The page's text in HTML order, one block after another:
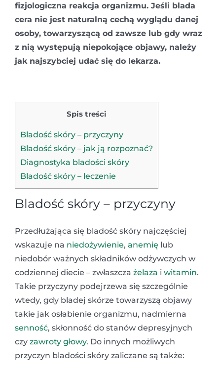
fizjologiczna reakcja organizmu. Jeśli blada
cera nie jest naturalną cechą wyglądu danej
osoby, towarzyszącą od zawsze lub gdy wraz
z nią występują niepokojące objawy, należy
jak najszybciej udać się do lekarza.
Spis treści
Bladość skóry – przyczyny
Bladość skóry – jak ją rozpoznać?
Diagnostyka bladości skóry
Bladość skóry – leczenie
Bladość skóry – przyczyny
Przedłużająca się bladość skóry najczęściej
wskazuje na niedożywienie, anemię lub
niedobór ważnych składników odżywczych w
codziennej diecie – zwłaszcza żelaza i witamin.
Takie przyczyny podejrzewa się szczególnie
wtedy, gdy bladej skórze towarzyszą objawy
takie jak osłabienie organizmu, nadmierna
senność, skłonność do stanów depresyjnych
czy zawroty głowy. Do innych możliwych
przyczyn bladości skóry zaliczane są także: